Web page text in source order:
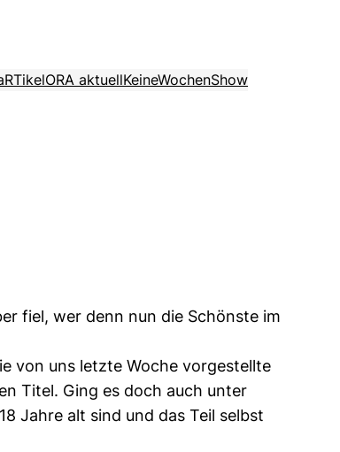
ORA aktuellKeineWochenShow
fiel, wer denn nun die Schönste im
von uns letzte Woche vorgestellte
Titel. Ging es doch auch unter
Jahre alt sind und das Teil selbst